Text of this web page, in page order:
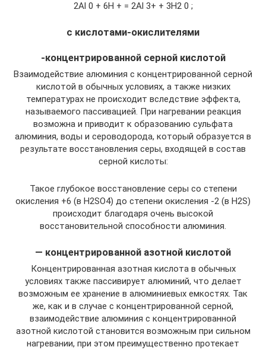
2Аl 0 + 6Н + = 2Аl 3+ + 3H2 0 ;
с кислотами-окислителями
-концентрированной серной кислотой
Взаимодействие алюминия с концентрированной серной
кислотой в обычных условиях, а также низких
температурах не происходит вследствие эффекта,
называемого пассивацией. При нагревании реакция
возможна и приводит к образованию сульфата
алюминия, воды и сероводорода, который образуется в
результате восстановления серы, входящей в состав
серной кислоты:
Такое глубокое восстановление серы со степени
окисления +6 (в H2SO4) до степени окисления -2 (в H2S)
происходит благодаря очень высокой
восстановительной способности алюминия.
— концентрированной азотной кислотой
Концентрированная азотная кислота в обычных
условиях также пассивирует алюминий, что делает
возможным ее хранение в алюминиевых емкостях. Так
же, как и в случае с концентрированной серной,
взаимодействие алюминия с концентрированной
азотной кислотой становится возможным при сильном
нагревании, при этом преимущественно протекает